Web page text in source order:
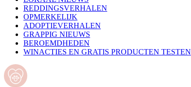
REDDINGSVERHALEN
OPMERKELIJK
ADOPTIEVERHALEN
GRAPPIG NIEUWS
BEROEMDHEDEN
WINACTIES EN GRATIS PRODUCTEN TESTEN